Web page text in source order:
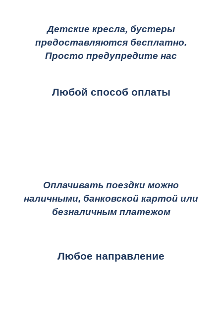
Детские кресла, бустеры
предоставляются бесплатно.
Просто предупредите нас
Любой способ оплаты
Оплачивать поездки можно
наличными, банковской картой или
безналичным платежом
Любое направление